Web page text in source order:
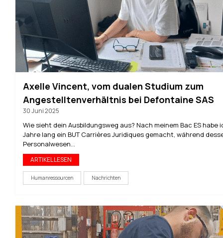
Axelle Vincent, vom dualen Studium zum
Angestelltenverhältnis bei Defontaine SAS
30 Juni 2025
Wie sieht dein Ausbildungsweg aus? Nach meinem Bac ES habe
Jahre lang ein BUT Carrières Juridiques gemacht, während
Personalwesen...
ARTIKEL LESEN
Humanressourcen Nachrichten